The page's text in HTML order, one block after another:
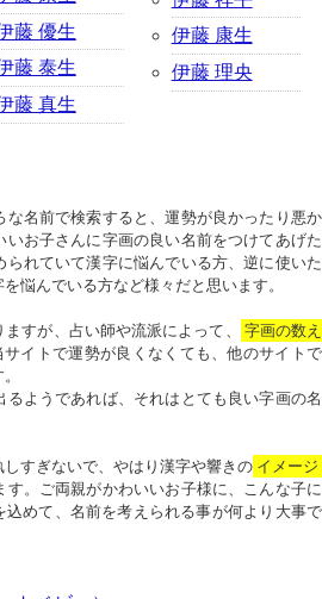
藤 優生
藤 泰生
藤 真生
伊藤 康生
伊藤 理央
な名前で検索すると、運勢が良かったり悪か
いお子さんに字画の良い名前をつけてあげた
られていて漢字に悩んでいる方、逆に使いた
悩んでいる方など様々だと思います。
すが、占い師や流派によって、
字画の数え
イトで運勢が良くなくても、他のサイトで
るようであれば、それはとても良い字画の名
すぎないで、やはり漢字や響きの イメージ
す。ご両親がかわいいお子様に、こんな子に
込めて、名前を考えられる事が何より大事で